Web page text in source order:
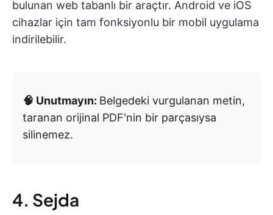
bulunan web tabanlı bir araçtır. Android ve iOS
cihazlar için tam fonksiyonlu bir mobil uygulama
indirilebilir.
🧠 Unutmayın: Belgedeki vurgulanan metin,
taranan orijinal PDF'nin bir parçasıysa
silinemez.
4. Sejda